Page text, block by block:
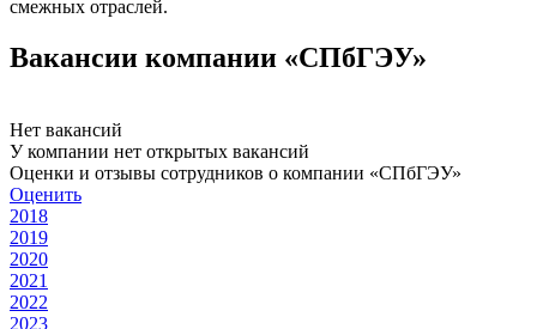
смежных отраслей.
Вакансии компании «СПбГЭУ»
Нет вакансий
У компании нет открытых вакансий
Оценки и отзывы сотрудников о компании «СПбГЭУ»
Оценить
2018
2019
2020
2021
2022
2023